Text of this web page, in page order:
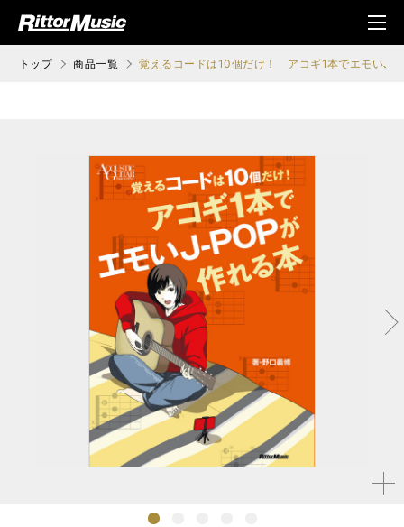
ジック (Rittor Musi
メニ
ュ
トップ 商品一覧 覚えるコードは10個だけ！ アコギ1本でエモいJ-
拡大す
1